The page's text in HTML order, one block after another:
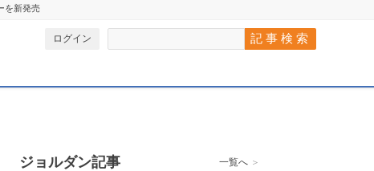
を新発売
ログイン
ジョルダン記事 一覧へ ＞